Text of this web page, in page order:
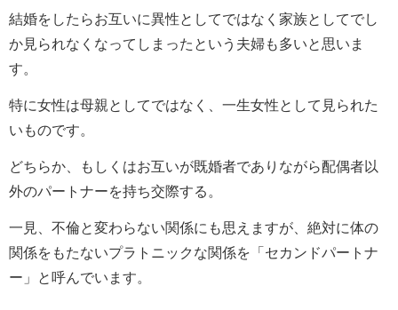
結婚をしたらお互いに異性としてではなく家族としてでし
か見られなくなってしまったという夫婦も多いと思いま
す。
特に女性は母親としてではなく、一生女性として見られた
いものです。
どちらか、もしくはお互いが既婚者でありながら配偶者以
外のパートナーを持ち交際する。
一見、不倫と変わらない関係にも思えますが、絶対に体の
関係をもたないプラトニックな関係を「セカンドパートナ
ー」と呼んでいます。